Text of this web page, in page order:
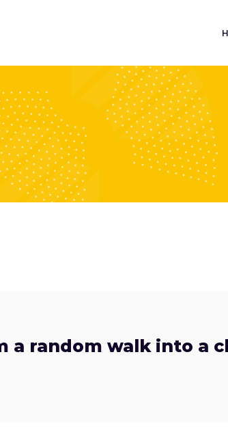
a random walk into a